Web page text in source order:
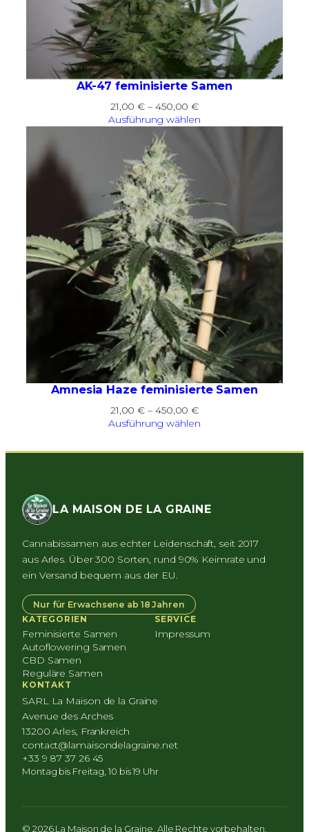
AK-47 feminisierte Samen
21,00€ – 450,00€Preisspanne:
21,00 €
Ausführung wählen
Amnesia Haze feminisierte Samen
21,00€ – 450,00€Preisspanne:
21,00 €
450,00 €
Ausführung wählen
LA MAISON DE LA GRAINE
Cannabissamen aus echter Leidenschaft, seit 2017
aus Arles. Über 300 Sorten, rund 90% Keimrate und
ein Versand bequem aus der EU.
Nur für Erwachsene ab 18 Jahren
KATEGORIEN
Feminisierte Samen
Autoflowering Samen
CBD Samen
Reguläre Samen
SERVICE
Impressum
KONTAKT
SARL La Maison de la Graine
Avenue des Arches
13200 Arles, Frankreich
contact@lamaisondelagraine.net
+33 9 87 37 26 45
Montag bis Freitag, 10 bis 19 Uhr
© 2026 La Maison de la Graine. Alle Rechte vorbehalten.